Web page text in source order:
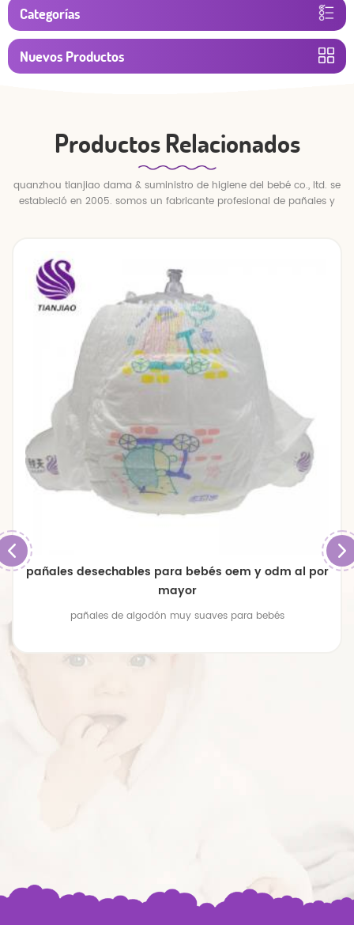
Categorías
Nuevos Productos
Productos Relacionados
quanzhou tianjiao dama & suministro de higiene del bebé co., ltd. se
estableció en 2005. somos un fabricante profesional de pañales y
pañales desechables para bebés oem y odm al por
mayor
pañales de algodón muy suaves para bebés